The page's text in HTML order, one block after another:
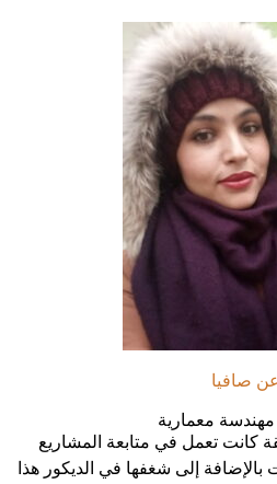
عن صافيا
معمارية
كانت تعمل في متابعة المشاريع
إلى شغفها في الديكور هذا